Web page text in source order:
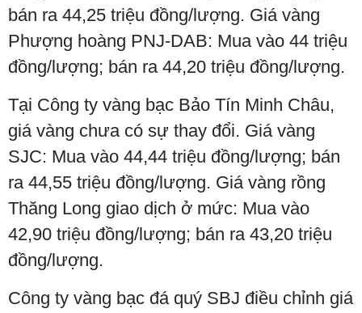
bán ra 44,25 triệu đồng/lượng. Giá vàng
Phượng hoàng PNJ-DAB: Mua vào 44 triệu
đồng/lượng; bán ra 44,20 triệu đồng/lượng.
Tại Công ty vàng bạc Bảo Tín Minh Châu,
giá vàng chưa có sự thay đổi. Giá vàng
SJC: Mua vào 44,44 triệu đồng/lượng; bán
ra 44,55 triệu đồng/lượng. Giá vàng rồng
Thăng Long giao dịch ở mức: Mua vào
42,90 triệu đồng/lượng; bán ra 43,20 triệu
đồng/lượng.
Công ty vàng bạc đá quý SBJ điều chỉnh giá